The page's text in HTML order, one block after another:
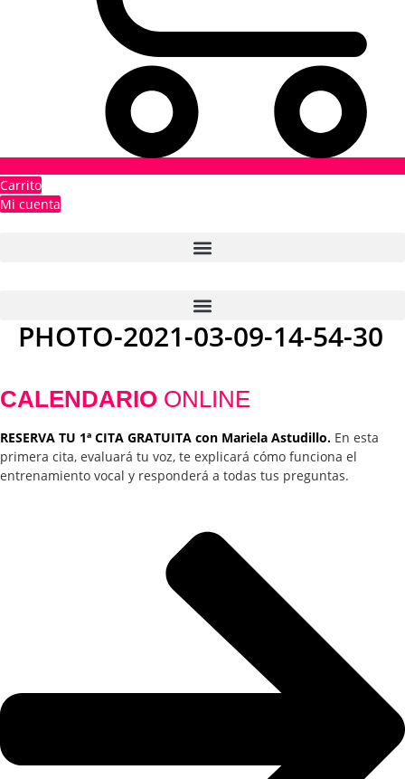
Carrito
Mi cuenta
PHOTO-2021-03-09-14-54-30
CALENDARIO ONLINE
RESERVA TU 1ª CITA GRATUITA con Mariela Astudillo. En esta
primera cita, evaluará tu voz, te explicará cómo funciona el
entrenamiento vocal y responderá a todas tus preguntas.